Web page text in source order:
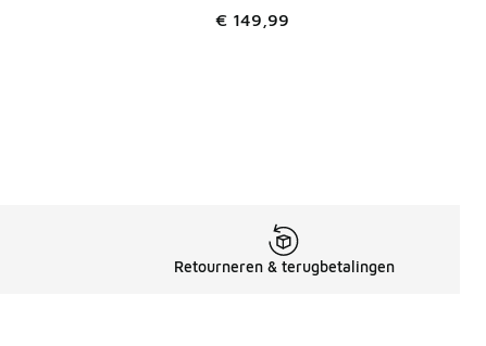
€ 149,99
Retourneren & terugbetalingen